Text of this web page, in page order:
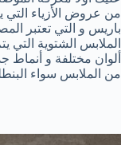
من عروض الأزياء التي
باريس و التي تعتبر
ألوان مختلفة و
من الملابس سواء